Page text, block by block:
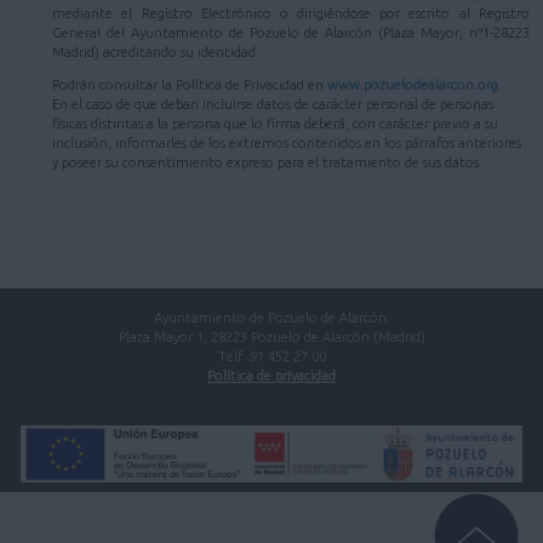
mediante el Registro Electrónico o dirigiéndose por escrito al Registro
General del Ayuntamiento de Pozuelo de Alarcón (Plaza Mayor, nº1-28223
Madrid) acreditando su identidad.
Podrán consultar la Política de Privacidad en www.pozuelodealarcon.org
En el caso de que deban incluirse datos de carácter personal de personas
físicas distintas a la persona que lo firma deberá, con carácter previo a su
inclusión, informarles de los extremos contenidos en los párrafos anteriores
y poseer su consentimiento expreso para el tratamiento de sus datos.
Ayuntamiento de Pozuelo de Alarcón.
Plaza Mayor 1, 28223 Pozuelo de Alarcón (Madrid)
Telf. 91 452 27 00
Política de privacidad